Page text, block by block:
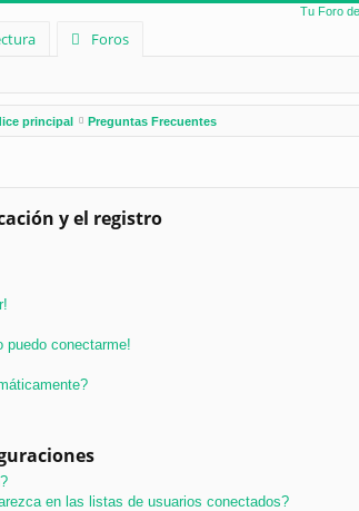
Foros
principal Preguntas Frecuentes
y el registro
puedo conectarme!
en las listas de usuarios conectados?